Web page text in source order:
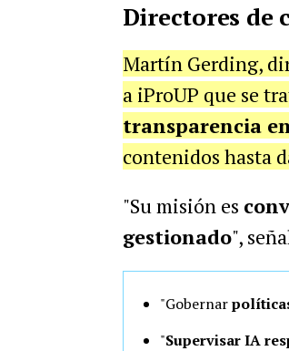
Directores de
Martín Gerding,
a iProUP que se
transparencia
contenidos hasta
"Su misión es
gestionado",
"Gobernar
"Supervisar IA